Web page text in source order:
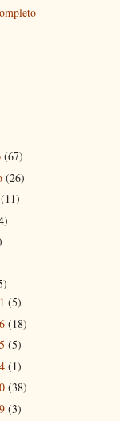
(67)
(26)
(11)
(5)
(18)
(5)
(1)
(38)
(3)